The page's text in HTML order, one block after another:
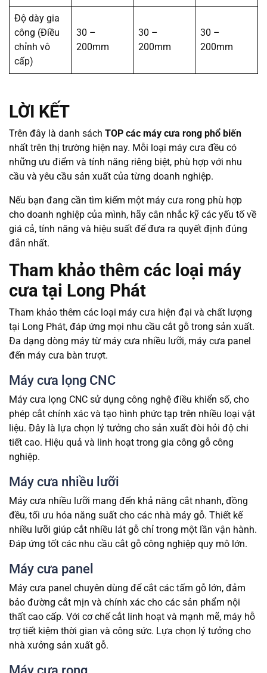
Độ dày gia
công (Điều
chỉnh vô
cấp)
30 –
200mm
30 –
200mm
30 –
200mm
LỜI KẾT
Trên đây là danh sách TOP các máy cưa rong phổ biến
nhất trên thị trường hiện nay. Mỗi loại máy cưa đều có
những ưu điểm và tính năng riêng biệt, phù hợp với nhu
cầu và yêu cầu sản xuất của từng doanh nghiệp.
Nếu bạn đang cần tìm kiếm một máy cưa rong phù hợp
cho doanh nghiệp của mình, hãy cân nhắc kỹ các yếu tố về
giá cả, tính năng và hiệu suất để đưa ra quyết định đúng
đắn nhất.
Tham khảo thêm các loại máy
cưa tại Long Phát
Tham khảo thêm các loại máy cưa hiện đại và chất lượng
tại Long Phát, đáp ứng mọi nhu cầu cắt gỗ trong sản xuất.
Đa dạng dòng máy từ máy cưa nhiều lưỡi, máy cưa panel
đến máy cưa bàn trượt.
Máy cưa lọng CNC
Máy cưa lọng CNC sử dụng công nghệ điều khiển số, cho
phép cắt chính xác và tạo hình phức tạp trên nhiều loại vật
liệu. Đây là lựa chọn lý tưởng cho sản xuất đòi hỏi độ chi
tiết cao. Hiệu quả và linh hoạt trong gia công gỗ công
nghiệp.
Máy cưa nhiều lưỡi
Máy cưa nhiều lưỡi mang đến khả năng cắt nhanh, đồng
đều, tối ưu hóa năng suất cho các nhà máy gỗ. Thiết kế
nhiều lưỡi giúp cắt nhiều lát gỗ chỉ trong một lần vận hành.
Đáp ứng tốt các nhu cầu cắt gỗ công nghiệp quy mô lớn.
Máy cưa panel
Máy cưa panel chuyên dùng để cắt các tấm gỗ lớn, đảm
bảo đường cắt mịn và chính xác cho các sản phẩm nội
thất cao cấp. Với cơ chế cắt linh hoạt và mạnh mẽ, máy hỗ
trợ tiết kiệm thời gian và công sức. Lựa chọn lý tưởng cho
nhà xưởng sản xuất gỗ.